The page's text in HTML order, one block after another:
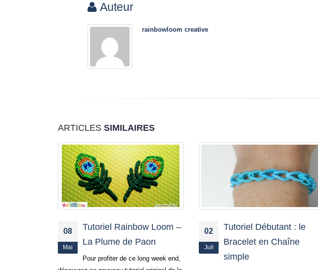
Auteur
rainbowloom creative
ARTICLES SIMILAIRES
02
Juil
Tutoriel Débutant : le
Bracelet en Chaîne
simple
18
Déc
Tutoriel Rainbow Loom®
: Le Pain d’épice de Noël
Rappelez-vous de ce petit